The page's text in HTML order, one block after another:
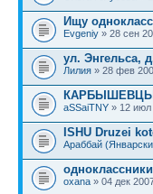
Ищу
Evgeniy » 28 сен
ул. Энгельса,
Лилия » 28 фев
КАРБЫШЕВЦЫ
aSSaiTNY » 12 июл
ISHU Druzei
Араббай
oxana » 04 дек